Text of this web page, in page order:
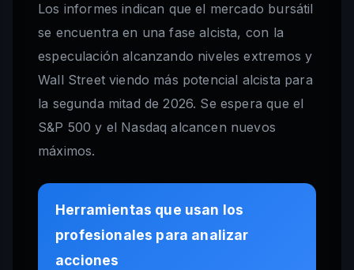
Los informes indican que el mercado bursátil
se encuentra en una fase alcista, con la
especulación alcanzando niveles extremos y
Wall Street viendo más potencial alcista para
la segunda mitad de 2026. Se espera que el
S&P 500 y el Nasdaq alcancen nuevos
máximos.
Herramientas que usan los
profesionales para analizar
acciones